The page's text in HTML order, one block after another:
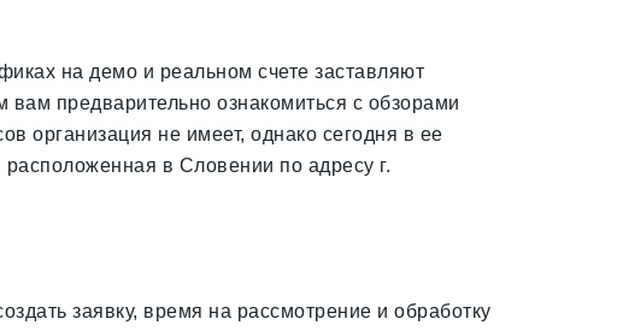
на демо и реальном счете заставляют
предварительно ознакомиться с обзорами
организация не имеет, однако сегодня в ее
в Словении по адресу г.
заявку, время на рассмотрение и обработку